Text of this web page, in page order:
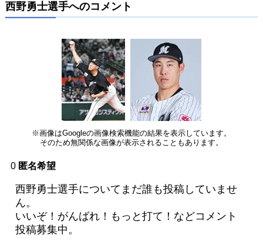
西野勇士選手へのコメント
※画像はGoogleの画像検索機能の結果を表示しています。
そのため無関係な画像が表示されることもあります。
0 匿名希望
西野勇士選手についてまだ誰も投稿していませ
ん。
いいぞ！がんばれ！もっと打て！などコメント
投稿募集中。